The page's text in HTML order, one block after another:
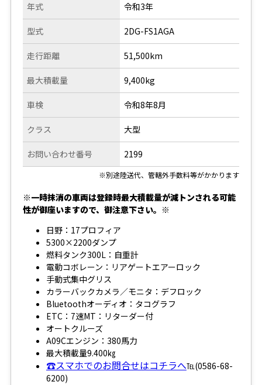
年式
型式
走行距離
令和3年
2DG-FS1AGA
51,500km
最大積載量
車検
クラス
お問い合わせ番号
9,400kg
令和8年8月
大型
2199
※別途陸送代、管轄外手数料等がかかります
※一時抹消の車両は登録時最大積載量が減トンされる可能
性が御座いますので、御注意下さい。※
日野：17プロフィア
5300×2200ダンプ
燃料タンク300L：自重計
電動コボレーン：リアゲートエアーロック
手動式集中グリス
カラーバックカメラ／モニタ：デフロック
Bluetoothオーディオ：タコグラフ
ETC：7速MT：リターダー付
オートクルーズ
A09Cエンジン：380馬力
最大積載量9.400㎏
☎スマホでのお問合せはコチラへ℡(0586-68-
6200)